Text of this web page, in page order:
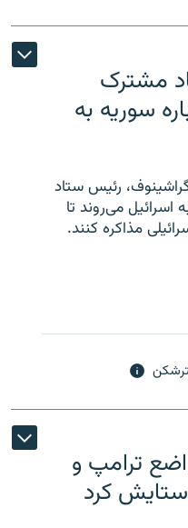
مشترک
سوریه به
رئیس ستاد
می‌روند تا
مذاکره کنند.
ترامپ و
ستایش کرد